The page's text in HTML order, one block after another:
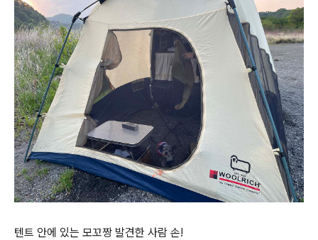
텐트 안에 있는 모꼬짱 발견한 사람 손!